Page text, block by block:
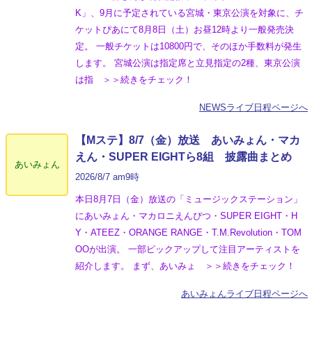
K」、9月に予定されている宮城・東京公演を対象に、チ
ケットぴあにて8月8日（土）お昼12時より一般発売決
定。 一般チケットは10800円で、そのほか手数料が発生
します。 宮城公演は指定席と立見指定の2種、東京公演
は指 ＞＞続きをチェック！
NEWSライブ日程ページへ
あいみょん
【Mステ】8/7（金）放送 あいみょん・マカ
えん・SUPER EIGHTら8組 披露曲まとめ
2026/8/7 am9時
本日8月7日（金）放送の「ミュージックステーション」
にあいみょん・マカロニえんぴつ・SUPER EIGHT・H
Y・ATEEZ・ORANGE RANGE・T.M.Revolution・TOM
OOが出演。 一部ピックアップして注目アーティストを
紹介します。 まず、あいみょ ＞＞続きをチェック！
あいみょんライブ日程ページへ